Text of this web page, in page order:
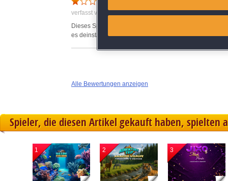
verfasst von Anonym am 29.12.2021 um 13:08
Dieses Spiel würde ich nicht mehr kaufen. Am Anfang
es deinstalliert.
Alle Bewertungen anzeigen
Spieler, die diesen Artikel gekauft haben, spielten
1 2 3